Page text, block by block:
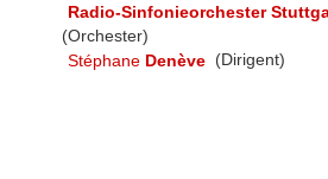
Radio-Sinfonieorchester
(Orchester)
Stéphane Denève (Dirigent)